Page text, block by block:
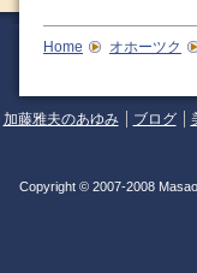
Home オホーツク
加藤雅夫のあゆみ ブログ
Copyright © 2007-2008